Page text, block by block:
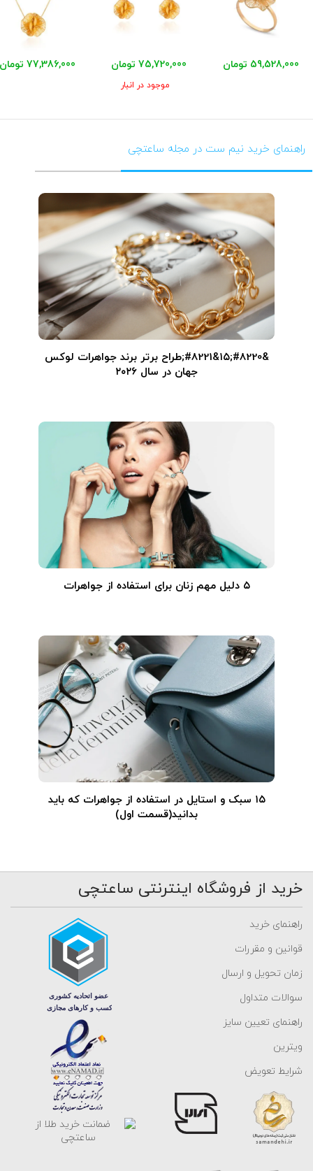
59,528,000 تومان 75,720,000 تومان
موجود در انبار
77,386,000 تومان
راهنمای خرید نیم ست در مجله ساعتچی
&#8220;۱۵&#8221;طراح برتر برند جواهرات لوکس
جهان در سال ۲۰۲۶
۵ دلیل مهم زنان برای استفاده از جواهرات
۱۵ سبک و استایل در استفاده از جواهرات که باید
بدانید(قسمت اول)
خرید از فروشگاه اینترنتی ساعتچی
راهنمای خرید
قوانین و مقررات
زمان تحویل و ارسال
سوالات متداول
راهنمای تعیین سایز
ویترین
شرایط تعویض